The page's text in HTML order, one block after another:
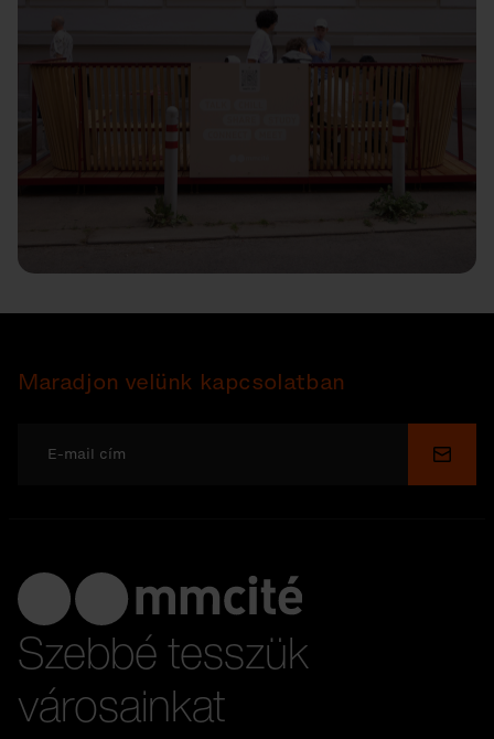
Maradjon velünk kapcsolatban
Szebbé tesszük
városainkat